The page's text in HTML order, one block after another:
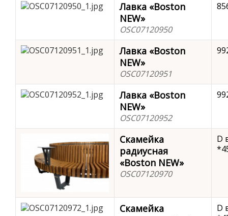
Лавка «Boston
NEW»
OSC07120950
Лавка «Boston
NEW»
OSC07120951
Лавка «Boston
NEW»
OSC07120952
Скамейка
радиусная
«Boston NEW»
OSC07120970
D
Скамейка
D